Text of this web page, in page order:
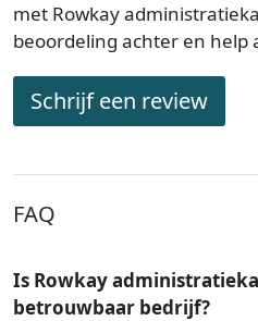
met Rowkay
beoordeling achter en help
Schrijf een review
FAQ
Is Rowkay
betrouwbaar bedrijf?